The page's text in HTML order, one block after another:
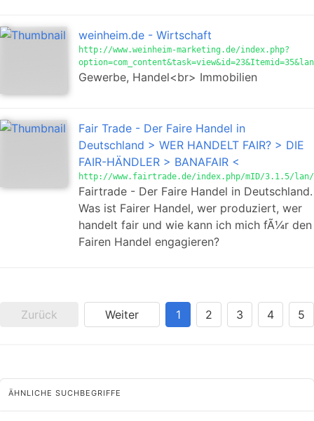
weinheim.de - Wirtschaft
http://www.weinheim-marketing.de/index.php?
Gewerbe, Handel<br> Immobilien
Fair Trade - Der Faire Handel in
Deutschland > WER HANDELT FAIR? > DIE
FAIR-HÄNDLER > BANAFAIR <
http://www.fairtrade.de/index.php/mID/3.1.5/lan/
Fairtrade - Der Faire Handel in Deutschland.
Was ist Fairer Handel, wer produziert, wer
handelt fair und wie kann ich mich fÃ¼r den
Fairen Handel engagieren?
Zurück Weiter 1 2 3 4 5
ÄHNLICHE SUCHBEGRIFFE